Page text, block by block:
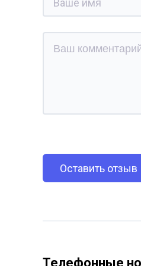
Оставить отзыв
Телефонные